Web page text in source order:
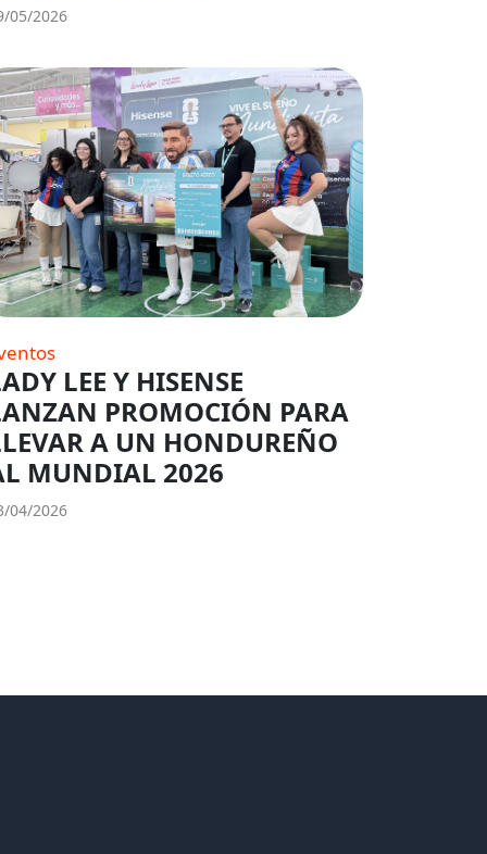
05/2026
LEE Y HISENSE
PROMOCIÓN PARA
A UN HONDUREÑO
MUNDIAL 2026
04/2026